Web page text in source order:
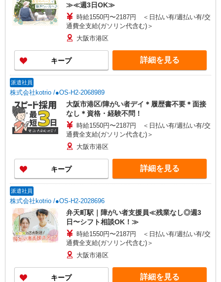
≫≪週3日OK≫
時給1550円〜2187円 ＜日払い有/週払い有/交
通費全支給(ガソリン代含む)＞
大阪市港区
キープ 詳細を見る
派遣社員
株式会社kotrio /●OS-H2-2068989
大阪市港区/障がい者デイ＊履歴書不要＊面接
なし＊資格・経験不問！
時給1550円〜2187円 ＜日払い有/週払い有/交
通費全支給(ガソリン代含む)＞
大阪市港区
キープ 詳細を見る
派遣社員
株式会社kotrio /●OS-H2-2028696
弁天町駅｜障がい者支援員≪残業なし◎週3
日〜シフト相談OK！≫
時給1550円〜2187円 ＜日払い有/週払い有/交
通費全支給(ガソリン代含む)＞
大阪市港区
キープ 詳細を見る